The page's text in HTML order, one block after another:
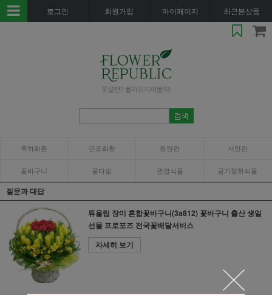
로그인 회원가입 마이페이지 최근본상품
축하화환 근조화환 동양란 서양란
꽃바구니 꽃다발 관엽식물 공기정화식물
질문과 대답
튜울립 장미 혼합꽃바구니(3a812) 꽃바구니 출산 생일
선물 프로포즈 전국꽃배달서비스
자세히 보기